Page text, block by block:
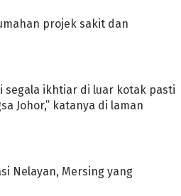
projek sakit dan
segala ikhtiar di luar kotak pasti
Johor,” katanya di laman
Nelayan, Mersing yang